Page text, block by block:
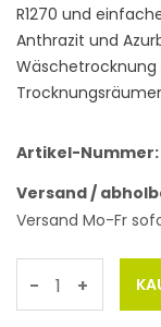
R1270 und
Anthrazit und
Artikel-Nummer:
Versand /
Versand Mo-Fr
- +